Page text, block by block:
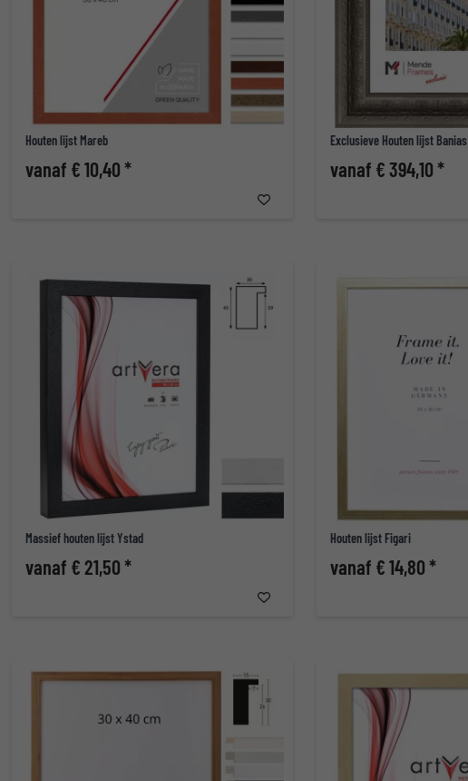
Houten lijst Mareb
vanaf € 10,40 *
Exclusieve Houten lijst Banias
vanaf € 394,10 *
Massief houten lijst Ystad
vanaf € 21,50 *
Houten lijst Figari
vanaf € 14,80 *